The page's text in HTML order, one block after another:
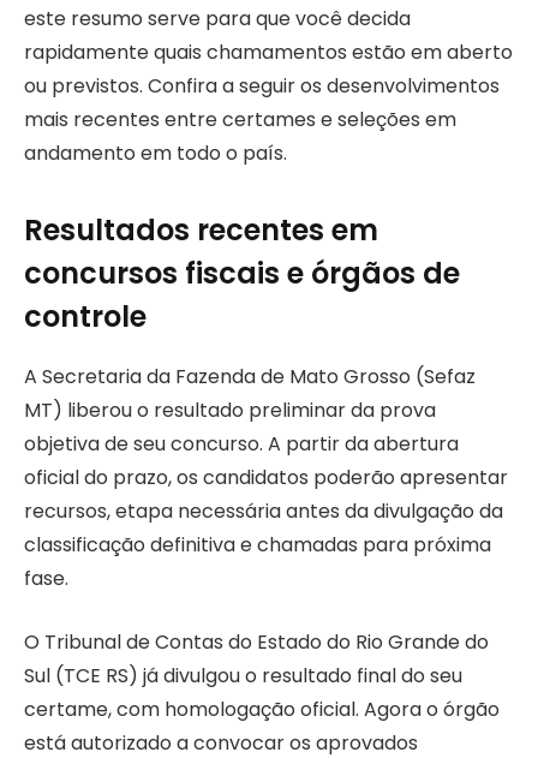
este resumo serve para que você decida
rapidamente quais chamamentos estão em aberto
ou previstos. Confira a seguir os desenvolvimentos
mais recentes entre certames e seleções em
andamento em todo o país.
Resultados recentes em
concursos fiscais e órgãos de
controle
A Secretaria da Fazenda de Mato Grosso (Sefaz
MT) liberou o resultado preliminar da prova
objetiva de seu concurso. A partir da abertura
oficial do prazo, os candidatos poderão apresentar
recursos, etapa necessária antes da divulgação da
classificação definitiva e chamadas para próxima
fase.
O Tribunal de Contas do Estado do Rio Grande do
Sul (TCE RS) já divulgou o resultado final do seu
certame, com homologação oficial. Agora o órgão
está autorizado a convocar os aprovados